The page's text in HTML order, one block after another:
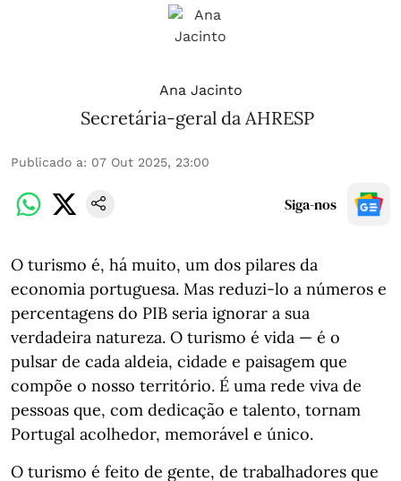
Ana Jacinto
Secretária-geral da AHRESP
Publicado a: 07 Out 2025, 23:00
Siga-nos
O turismo é, há muito, um dos pilares da
economia portuguesa. Mas reduzi-lo a números e
percentagens do PIB seria ignorar a sua
verdadeira natureza. O turismo é vida — é o
pulsar de cada aldeia, cidade e paisagem que
compõe o nosso território. É uma rede viva de
pessoas que, com dedicação e talento, tornam
Portugal acolhedor, memorável e único.
O turismo é feito de gente, de trabalhadores que